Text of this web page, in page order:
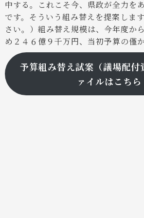
中する。これこそ今、県政が全力を
です。そういう組み替えを提案しま
さい。）組み替え規模は、今年度か
め２４６億９千万円、当初予算の僅
予算組み替え試案（議場配
ァイルはこちら